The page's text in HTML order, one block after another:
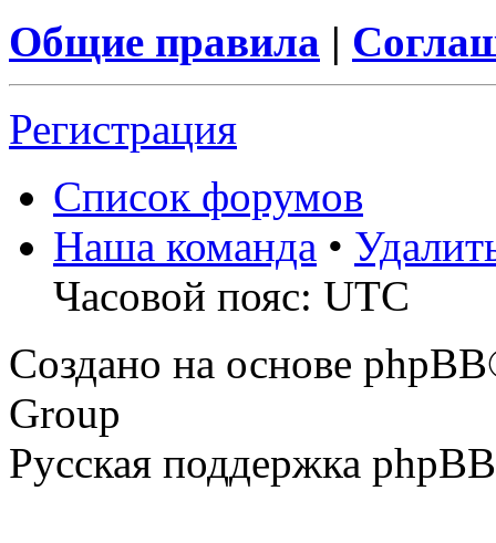
Общие правила |
Регистрация
Список форумов
Наша команда •
Часовой пояс: UTC
Создано на основе
Group
Русская поддержка phpBB